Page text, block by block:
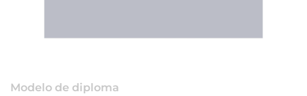
Modelo de diploma